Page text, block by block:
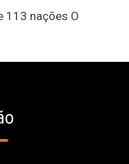
113 nações O